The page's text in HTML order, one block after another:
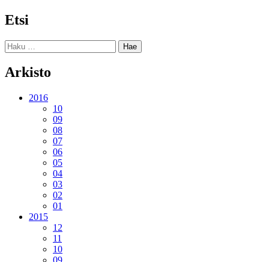
Etsi
Haku:
Arkisto
2016
10
09
08
07
06
05
04
03
02
01
2015
12
11
10